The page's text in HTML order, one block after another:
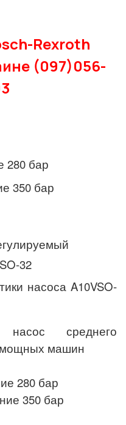
Rexroth
(097)056-
280 бар
350 бар
32
насоса A10VSO-
насос среднего
машин
280 бар
350 бар